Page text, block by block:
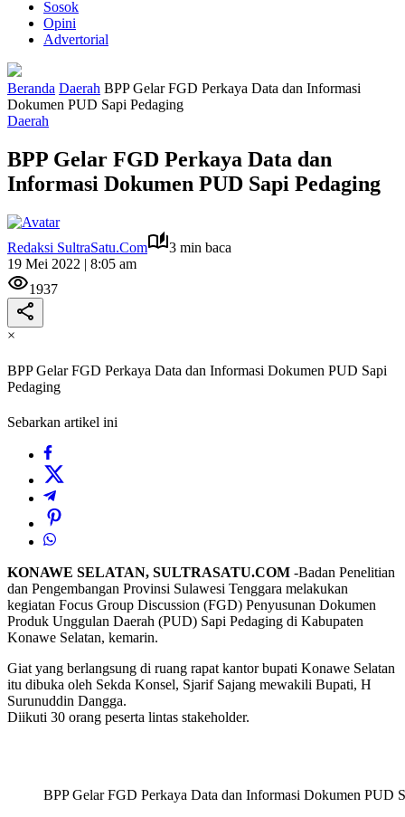
Sosok
Opini
Advertorial
Beranda Daerah BPP Gelar FGD Perkaya Data dan Informasi
Dokumen PUD Sapi Pedaging
Daerah
BPP Gelar FGD Perkaya Data dan
Informasi Dokumen PUD Sapi Pedaging
Redaksi SultraSatu.Com
3 min baca
19 Mei 2022 | 8:05 am
1937
×
BPP Gelar FGD Perkaya Data dan Informasi Dokumen PUD Sapi
Pedaging
Sebarkan artikel ini
KONAWE SELATAN, SULTRASATU.COM -Badan Penelitian
dan Pengembangan Provinsi Sulawesi Tenggara melakukan
kegiatan Focus Group Discussion (FGD) Penyusunan Dokumen
Produk Unggulan Daerah (PUD) Sapi Pedaging di Kabupaten
Konawe Selatan, kemarin.
Giat yang berlangsung di ruang rapat kantor bupati Konawe Selatan
itu dibuka oleh Sekda Konsel, Sjarif Sajang mewakili Bupati, H
Surunuddin Dangga.
Diikuti 30 orang peserta lintas stakeholder.
BPP Gelar FGD Perkaya Data dan Informasi Dokumen PUD